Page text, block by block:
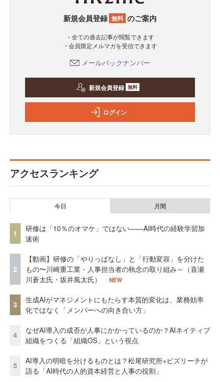
新規会員登録 無料 のご案内
・全ての過去記事が閲覧できます
・会員限定メルマガを受信できます
メールバックナンバー
新規会員登録 無料
ログイン
アクセスランキング
今日 月間
1
研修は「10％のオマケ」ではない——AI時代の経験学習加
速術
2
【動画】研修の「やりっぱなし」と「行動変容」を分けた
もの〜川崎重工業・人事担当者の執念の取り組み～（喜瀬
川蒼太氏・坂井風太氏）
NEW
3
生成AIがマネジメントにもたらす本質的変化は、業務効率
化ではなく「メンバーへの向き合い方」
4
なぜAI導入の成否が人事にかかっているのか？AIネイティブ
組織をつくる「組織OS」という視点
5
AI導入の明暗を分けるものとは？松尾研究所×ビズリーチが
語る「AI時代の人的資本経営と人事の役割」